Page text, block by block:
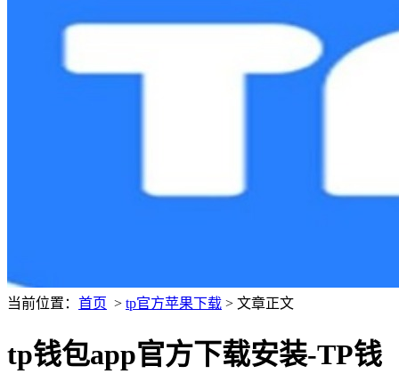
当前位置： 首页 > tp官方苹果下载 > 文章正文
tp钱包app官方下载安装-TP钱